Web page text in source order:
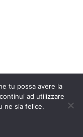
tu possa avere la
ad utilizzare
ne sia felice.